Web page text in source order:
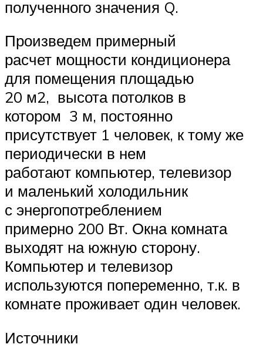
полученного значения Q.
Произведем примерный
расчет мощности кондиционера
для помещения площадью
20 м2, высота потолков в
котором 3 м, постоянно
присутствует 1 человек, к тому же
периодически в нем
работают компьютер, телевизор
и маленький холодильник
с энергопотреблением
примерно 200 Вт. Окна комната
выходят на южную сторону.
Компьютер и телевизор
используются попеременно, т.к. в
комнате проживает один человек.
Источники